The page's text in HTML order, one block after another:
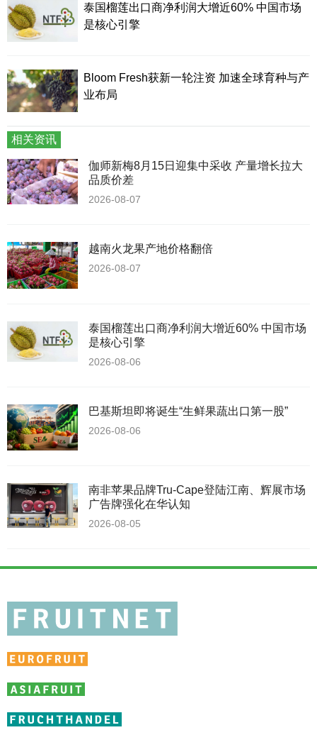
泰国榴莲出口商净利润大增近60% 中国市场
是核心引擎
Bloom Fresh获新一轮注资 加速全球育种与产
业布局
相关资讯
伽师新梅8月15日迎集中采收 产量增长拉大
品质价差
2026-08-07
越南火龙果产地价格翻倍
2026-08-07
泰国榴莲出口商净利润大增近60% 中国市场
是核心引擎
2026-08-06
巴基斯坦即将诞生“生鲜果蔬出口第一股”
2026-08-06
南非苹果品牌Tru-Cape登陆江南、辉展市场
广告牌强化在华认知
2026-08-05